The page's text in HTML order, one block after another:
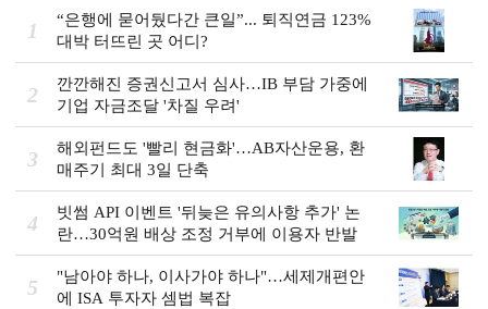
1
“은행에 묻어뒀다간 큰일”... 퇴직연금 123%
대박 터뜨린 곳 어디?
2
깐깐해진 증권신고서 심사…IB 부담 가중에
기업 자금조달 '차질 우려'
3
해외펀드도 '빨리 현금화'…AB자산운용, 환
매주기 최대 3일 단축
4
빗썸 API 이벤트 '뒤늦은 유의사항 추가' 논
란…30억원 배상 조정 거부에 이용자 반발
5
"남아야 하나, 이사가야 하나"…세제개편안
에 ISA 투자자 셈법 복잡